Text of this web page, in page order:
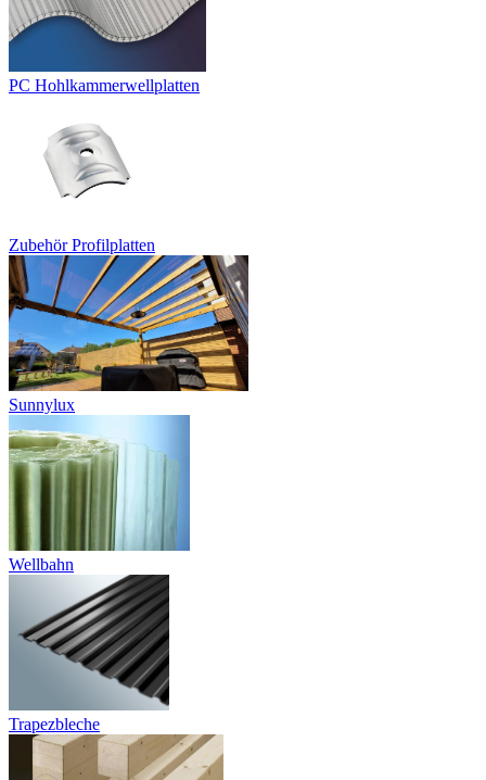
PC Hohlkammerwellplatten
Zubehör Profilplatten
Sunnylux
Wellbahn
Trapezbleche